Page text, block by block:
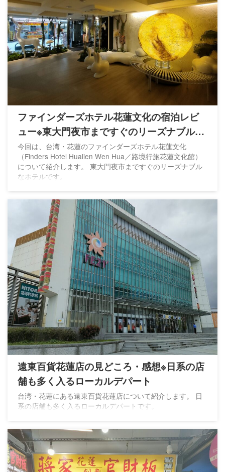
ファインダーズホテル花蓮文化の宿泊レビ
ュー※東大門夜市まですぐのリーズナブルな
ホテル
今回は、台湾・花蓮のファインダーズホテル花蓮文化
（Finders Hotel Hualien Wen Hua／路境行旅花蓮文化館）
について紹介します。 東大門夜市まですぐのリーズナブル
なホテルです。
遠東百貨花蓮店の見どころ・感想※日系の店
舗も多く入るローカルデパート
台湾・花蓮にある遠東百貨花蓮店について紹介します。 日
系の店舗も多く入るローカルデパートです。